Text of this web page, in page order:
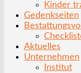
Kinder
Gedenkseiten
Aktuelles
Unternehmen
Institut